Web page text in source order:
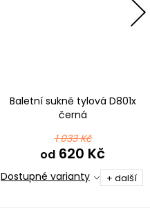
Baletní sukně tylová D801x
černá
1 033 Kč
od 620 Kč
Dostupné varianty + další